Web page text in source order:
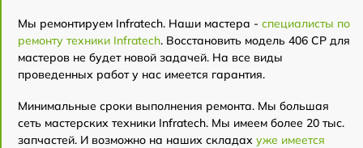
Мы ремонтируем Infratech. Наши мастера - специалисты по
ремонту техники Infratech. Восстановить модель 406 СР для
мастеров не будет новой задачей. На все виды
проведенных работ у нас имеется гарантия.
Минимальные сроки выполнения ремонта. Мы большая
сеть мастерских техники Infratech. Мы имеем более 20 тыс.
запчастей. И возможно на наших складах уже имеется